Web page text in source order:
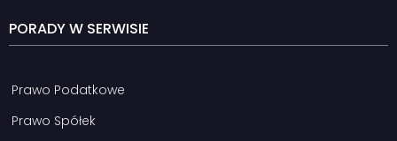
PORADY W SERWISIE
Prawo Podatkowe
Prawo Spółek